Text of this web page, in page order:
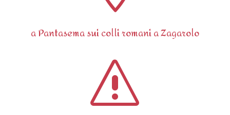
a Pantasema sui colli romani a Zagarolo
s